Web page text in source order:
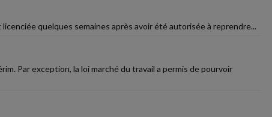
quelques semaines après avoir été autorisée à reprendre...
Par exception, la loi marché du travail a permis de pourvoir